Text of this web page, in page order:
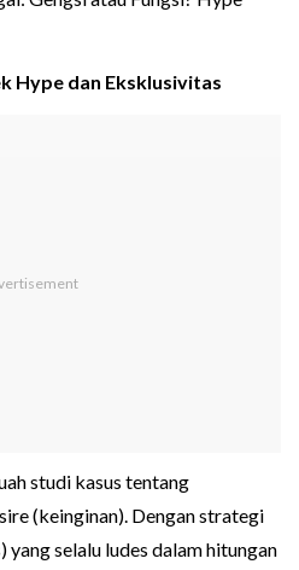
Hype dan Eksklusivitas
studi kasus tentang
(keinginan). Dengan strategi
selalu ludes dalam hitungan